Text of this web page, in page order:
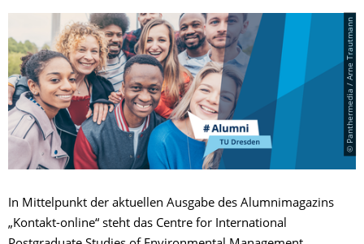
© Panthermedia / Arne Trautmann
In Mittelpunkt der aktuellen Ausgabe des Alumnimagazins
„Kontakt-online“ steht das Centre for International